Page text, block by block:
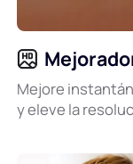
Mejore
y eleve la